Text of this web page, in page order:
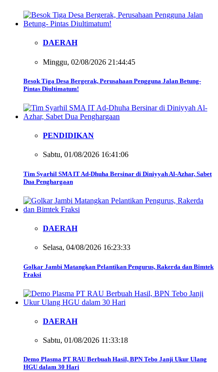
DAERAH
Minggu, 02/08/2026 21:44:45
Besok Tiga Desa Bergerak, Perusahaan Pengguna Jalan Betung-
Pintas Diultimatum!
PENDIDIKAN
Sabtu, 01/08/2026 16:41:06
Tim Syarhil SMA IT Ad-Dhuha Bersinar di Diniyyah Al-Azhar, Sabet
Dua Penghargaan
DAERAH
Selasa, 04/08/2026 16:23:33
Golkar Jambi Matangkan Pelantikan Pengurus, Rakerda dan Bimtek
Fraksi
DAERAH
Sabtu, 01/08/2026 11:33:18
Demo Plasma PT RAU Berbuah Hasil, BPN Tebo Janji Ukur Ulang
HGU dalam 30 Hari